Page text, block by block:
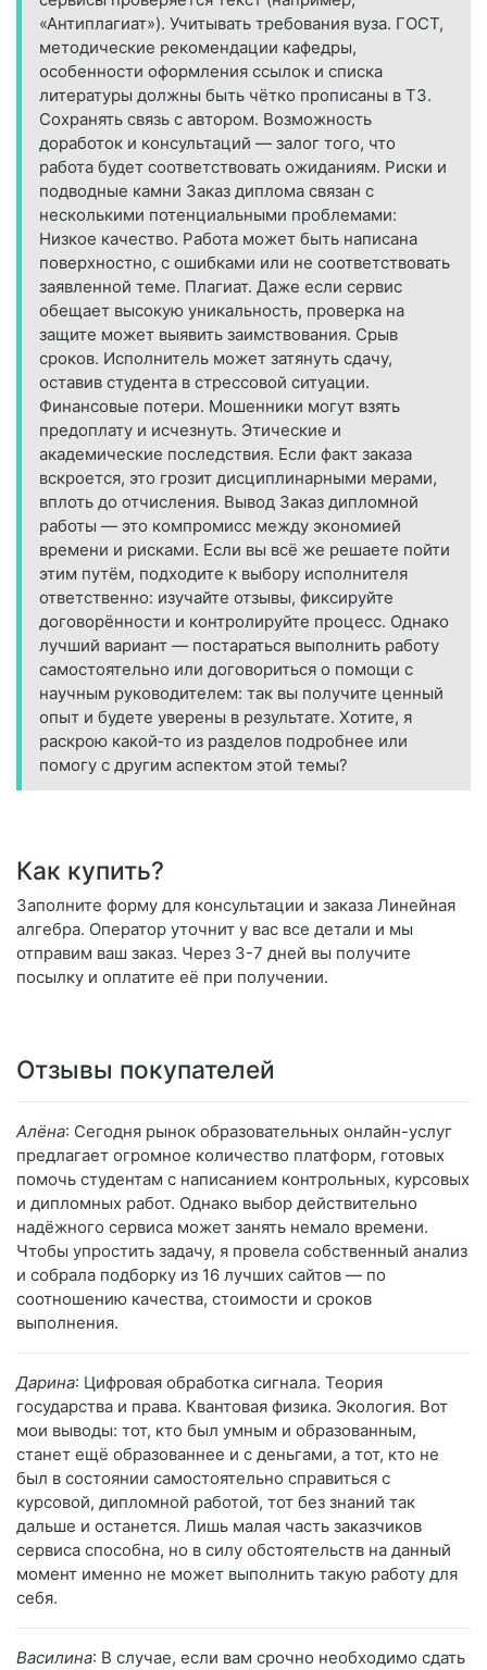
«Антиплагиат»). Учитывать требования вуза. ГОСТ,
методические рекомендации кафедры,
особенности оформления ссылок и списка
литературы должны быть чётко прописаны в ТЗ.
Сохранять связь с автором. Возможность
доработок и консультаций — залог того, что
работа будет соответствовать ожиданиям. Риски и
подводные камни Заказ диплома связан с
несколькими потенциальными проблемами:
Низкое качество. Работа может быть написана
поверхностно, с ошибками или не соответствовать
заявленной теме. Плагиат. Даже если сервис
обещает высокую уникальность, проверка на
защите может выявить заимствования. Срыв
сроков. Исполнитель может затянуть сдачу,
оставив студента в стрессовой ситуации.
Финансовые потери. Мошенники могут взять
предоплату и исчезнуть. Этические и
академические последствия. Если факт заказа
вскроется, это грозит дисциплинарными мерами,
вплоть до отчисления. Вывод Заказ дипломной
работы — это компромисс между экономией
времени и рисками. Если вы всё же решаете пойти
этим путём, подходите к выбору исполнителя
ответственно: изучайте отзывы, фиксируйте
договорённости и контролируйте процесс. Однако
лучший вариант — постараться выполнить работу
самостоятельно или договориться о помощи с
научным руководителем: так вы получите ценный
опыт и будете уверены в результате. Хотите, я
раскрою какой‑то из разделов подробнее или
помогу с другим аспектом этой темы?
Как купить?
Заполните форму для консультации и заказа Линейная
алгебра. Оператор уточнит у вас все детали и мы
отправим ваш заказ. Через 3-7 дней вы получите
посылку и оплатите её при получении.
Отзывы покупателей
Алёна: Сегодня рынок образовательных онлайн-услуг
предлагает огромное количество платформ, готовых
помочь студентам с написанием контрольных, курсовых
и дипломных работ. Однако выбор действительно
надёжного сервиса может занять немало времени.
Чтобы упростить задачу, я провела собственный анализ
и собрала подборку из 16 лучших сайтов — по
соотношению качества, стоимости и сроков
выполнения.
Дарина: Цифровая обработка сигнала. Теория
государства и права. Квантовая физика. Экология. Вот
мои выводы: тот, кто был умным и образованным,
станет ещё образованнее и с деньгами, а тот, кто не
был в состоянии самостоятельно справиться с
курсовой, дипломной работой, тот без знаний так
дальше и останется. Лишь малая часть заказчиков
сервиса способна, но в силу обстоятельств на данный
момент именно не может выполнить такую работу для
себя.
Василина: В случае, если вам срочно необходимо сдать